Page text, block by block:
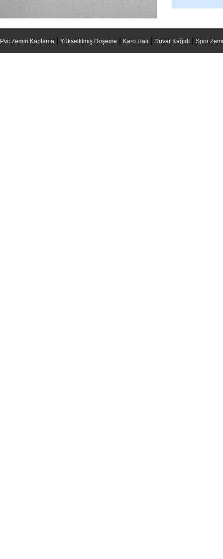
Pvc Zemin Kaplama Yükseltilmiş Döşeme Karo Halı Duvar Kağıdı Spor